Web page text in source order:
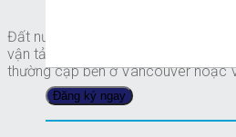
Đất nước lá phong sẽ sớm mở cửa
vận tải của Canada, kể từ 01/11/
thường cập bến ở Vancouver hoặc